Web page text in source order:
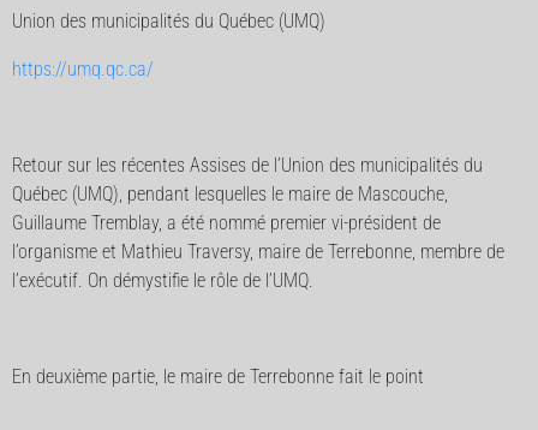
Union des municipalités du Québec (UMQ)
https://umq.qc.ca/
Retour sur les récentes Assises de l’Union des municipalités du
Québec (UMQ), pendant lesquelles le maire de Mascouche,
Guillaume Tremblay, a été nommé premier vi-président de
l’organisme et Mathieu Traversy, maire de Terrebonne, membre de
l’exécutif. On démystifie le rôle de l’UMQ.
En deuxième partie, le maire de Terrebonne fait le point